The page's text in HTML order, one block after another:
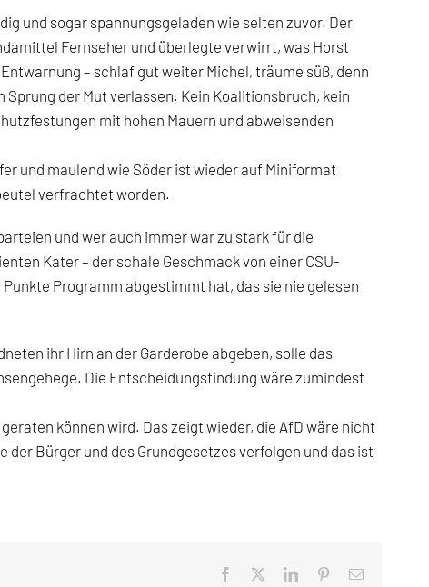
und sogar spannungsgeladen wie selten zuvor. Der
Fernseher und überlegte verwirrt, was Horst
– schlaf gut weiter Michel, träume süß, denn
der Mut verlassen. Kein Koalitionsbruch, kein
mit hohen Mauern und abweisenden
und maulend wie Söder ist wieder auf Miniformat
verfrachtet worden.
und wer auch immer war zu stark für die
Kater – der schale Geschmack von einer CSU-
Programm abgestimmt hat, das sie nie gelesen
ihr Hirn an der Garderobe abgeben, solle das
Die Entscheidungsfindung wäre zumindest
können wird. Das zeigt wieder, die AfD wäre nicht
Bürger und des Grundgesetzes verfolgen und das ist
Facebook LinkedInPinterest
E-